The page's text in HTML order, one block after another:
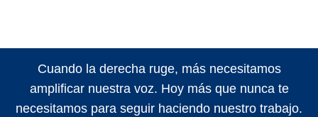
Cuando la derecha ruge, más necesitamos
amplificar nuestra voz. Hoy más que nunca te
necesitamos para seguir haciendo nuestro trabajo.